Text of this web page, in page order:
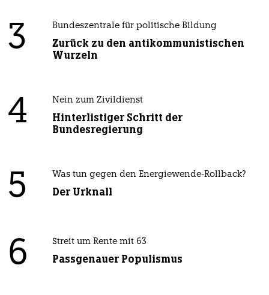
3 Bundeszentrale für politische Bildung
Zurück zu den antikommunistischen
Wurzeln
4 Nein zum Zivildienst
Hinterlistiger Schritt der
Bundesregierung
5 Was tun gegen den Energiewende-Rollback?
Der Urknall
6 Streit um Rente mit 63
Passgenauer Populismus